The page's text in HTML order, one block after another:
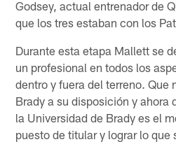
Godsey, actual entrenador de
que los tres estaban con los
Durante esta etapa Mallett se
un profesional en todos los
dentro y fuera del terreno. Que
Brady a su disposición y ahora
la Universidad de Brady es el
puesto de titular y lograr lo que